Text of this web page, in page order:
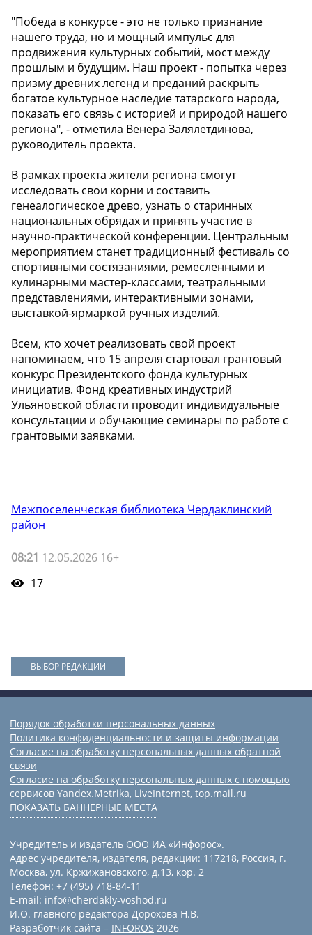
"Победа в конкурсе - это не только признание
нашего труда, но и мощный импульс для
продвижения культурных событий, мост между
прошлым и будущим. Наш проект - попытка через
призму древних легенд и преданий раскрыть
богатое культурное наследие татарского народа,
показать его связь с историей и природой нашего
региона", - отметила Венера Залялетдинова,
руководитель проекта.
В рамках проекта жители региона смогут
исследовать свои корни и составить
генеалогическое древо, узнать о старинных
национальных обрядах и принять участие в
научно-практической конференции. Центральным
мероприятием станет традиционный фестиваль со
спортивными состязаниями, ремесленными и
кулинарными мастер-классами, театральными
представлениями, интерактивными зонами,
выставкой-ярмаркой ручных изделий.
Всем, кто хочет реализовать свой проект
напоминаем, что 15 апреля стартовал грантовый
конкурс Президентского фонда культурных
инициатив. Фонд креативных индустрий
Ульяновской области проводит индивидуальные
консультации и обучающие семинары по работе с
грантовыми заявками.
Межпоселенческая библиотека Чердаклинский
район
08:21 12.05.2026 16+
17
ВЫБОР РЕДАКЦИИ
Порядок обработки персональных данных
Политика конфиденциальности и защиты информации
Согласие на обработку персональных данных обратной
связи
Согласие на обработку персональных данных с помощью
сервисов Yandex.Metrika, LiveInternet, top.mail.ru
ПОКАЗАТЬ БАННЕРНЫЕ МЕСТА
Учредитель и издатель ООО ИА «Инфорос».
Адрес учредителя, издателя, редакции: 117218, Россия, г.
Москва, ул. Кржижановского, д.13, кор. 2
Телефон: +7 (495) 718-84-11
E-mail: info@cherdakly-voshod.ru
И.О. главного редактора Дорохова Н.В.
Разработчик сайта – INFOROS 2026